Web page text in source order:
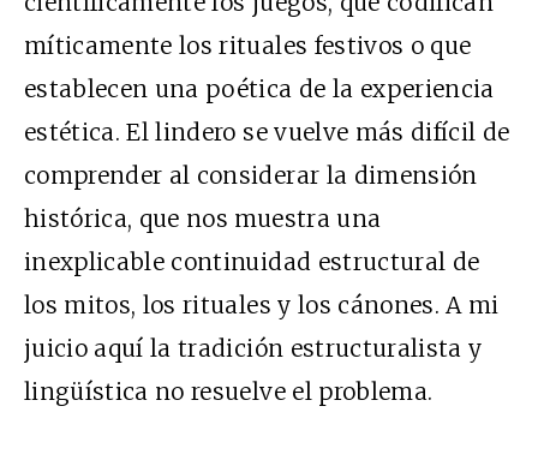
míticamente los rituales festivos o que
establecen una poética de la experiencia
estética. El lindero se vuelve más difícil de
comprender al considerar la dimensión
histórica, que nos muestra una
inexplicable continuidad estructural de
los mitos, los rituales y los cánones. A mi
juicio aquí la tradición estructuralista y
lingüística no resuelve el problema.